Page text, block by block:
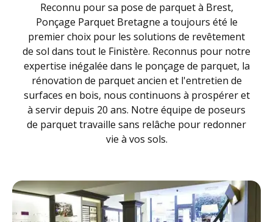
Reconnu pour sa pose de parquet à Brest,
Ponçage Parquet Bretagne a toujours été le
premier choix pour les solutions de revêtement
de sol dans tout le Finistère. Reconnus pour notre
expertise inégalée dans le ponçage de parquet, la
rénovation de parquet ancien et l'entretien de
surfaces en bois, nous continuons à prospérer et
à servir depuis 20 ans. Notre équipe de poseurs
de parquet travaille sans relâche pour redonner
vie à vos sols.